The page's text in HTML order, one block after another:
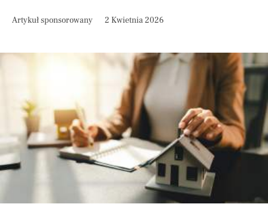
Artykuł sponsorowany 2 Kwietnia 2026